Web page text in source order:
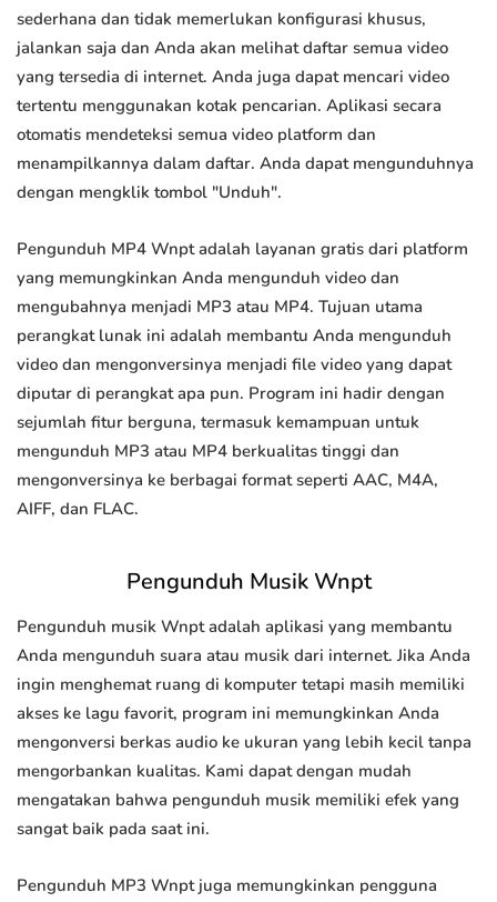
sederhana dan tidak memerlukan konfigurasi khusus,
jalankan saja dan Anda akan melihat daftar semua video
yang tersedia di internet. Anda juga dapat mencari video
tertentu menggunakan kotak pencarian. Aplikasi secara
otomatis mendeteksi semua video platform dan
menampilkannya dalam daftar. Anda dapat mengunduhnya
dengan mengklik tombol "Unduh".
Pengunduh MP4 Wnpt adalah layanan gratis dari platform
yang memungkinkan Anda mengunduh video dan
mengubahnya menjadi MP3 atau MP4. Tujuan utama
perangkat lunak ini adalah membantu Anda mengunduh
video dan mengonversinya menjadi file video yang dapat
diputar di perangkat apa pun. Program ini hadir dengan
sejumlah fitur berguna, termasuk kemampuan untuk
mengunduh MP3 atau MP4 berkualitas tinggi dan
mengonversinya ke berbagai format seperti AAC, M4A,
AIFF, dan FLAC.
Pengunduh Musik Wnpt
Pengunduh musik Wnpt adalah aplikasi yang membantu
Anda mengunduh suara atau musik dari internet. Jika Anda
ingin menghemat ruang di komputer tetapi masih memiliki
akses ke lagu favorit, program ini memungkinkan Anda
mengonversi berkas audio ke ukuran yang lebih kecil tanpa
mengorbankan kualitas. Kami dapat dengan mudah
mengatakan bahwa pengunduh musik memiliki efek yang
sangat baik pada saat ini.
Pengunduh MP3 Wnpt juga memungkinkan pengguna